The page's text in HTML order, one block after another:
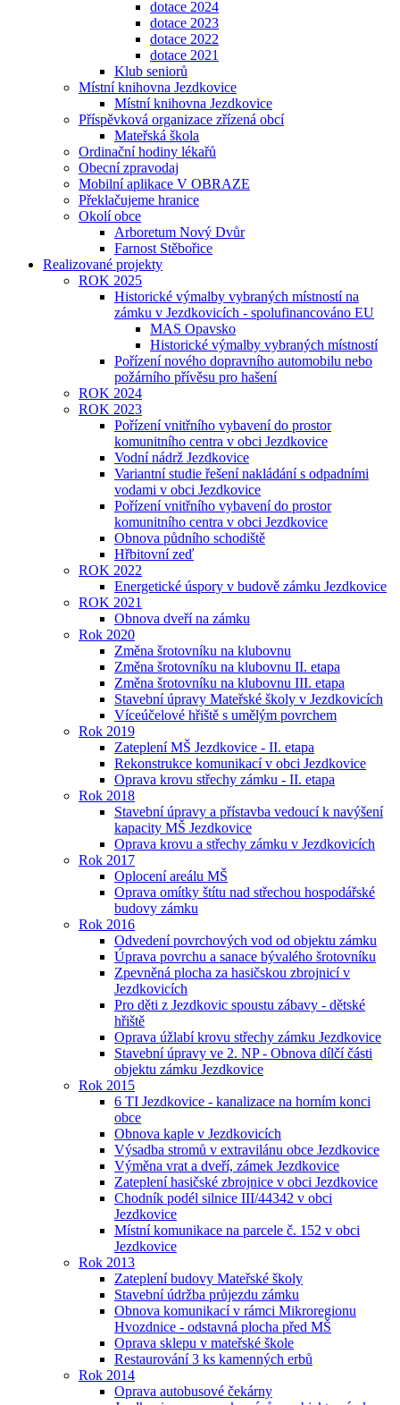
dotace 2024
dotace 2023
dotace 2022
dotace 2021
Klub seniorů
Místní knihovna Jezdkovice
Místní knihovna Jezdkovice
Příspěvková organizace zřízená obcí
Mateřská škola
Ordinační hodiny lékařů
Obecní zpravodaj
Mobilní aplikace V OBRAZE
Překlačujeme hranice
Okolí obce
Arboretum Nový Dvůr
Farnost Stěbořice
Realizované projekty
ROK 2025
Historické výmalby vybraných místností na
zámku v Jezdkovicích - spolufinancováno EU
MAS Opavsko
Historické výmalby vybraných místností
Pořízení nového dopravního automobilu nebo
požárního přívěsu pro hašení
ROK 2024
ROK 2023
Pořízení vnitřního vybavení do prostor
komunitního centra v obci Jezdkovice
Vodní nádrž Jezdkovice
Variantní studie řešení nakládání s odpadními
vodami v obci Jezdkovice
Pořízení vnitřního vybavení do prostor
komunitního centra v obci Jezdkovice
Obnova půdního schodiště
Hřbitovní zeď
ROK 2022
Energetické úspory v budově zámku Jezdkovice
ROK 2021
Obnova dveří na zámku
Rok 2020
Změna šrotovníku na klubovnu
Změna šrotovníku na klubovnu II. etapa
Změna šrotovníku na klubovnu III. etapa
Stavební úpravy Mateřské školy v Jezdkovicích
Víceúčelové hřiště s umělým povrchem
Rok 2019
Zateplení MŠ Jezdkovice - II. etapa
Rekonstrukce komunikací v obci Jezdkovice
Oprava krovu střechy zámku - II. etapa
Rok 2018
Stavební úpravy a přístavba vedoucí k navýšení
kapacity MŠ Jezdkovice
Oprava krovu a střechy zámku v Jezdkovicích
Rok 2017
Oplocení areálu MŠ
Oprava omítky štítu nad střechou hospodářské
budovy zámku
Rok 2016
Odvedení povrchových vod od objektu zámku
Úprava povrchu a sanace bývalého šrotovníku
Zpevněná plocha za hasičskou zbrojnicí v
Jezdkovicích
Pro děti z Jezdkovic spoustu zábavy - dětské
hřiště
Oprava úžlabí krovu střechy zámku Jezdkovice
Stavební úpravy ve 2. NP - Obnova dílčí části
objektu zámku Jezdkovice
Rok 2015
6 TI Jezdkovice - kanalizace na horním konci
obce
Obnova kaple v Jezdkovicích
Výsadba stromů v extravilánu obce Jezdkovice
Výměna vrat a dveří, zámek Jezdkovice
Zateplení hasičské zbrojnice v obci Jezdkovice
Chodník podél silnice III/44342 v obci
Jezdkovice
Místní komunikace na parcele č. 152 v obci
Jezdkovice
Rok 2013
Zateplení budovy Mateřské školy
Stavební údržba průjezdu zámku
Obnova komunikací v rámci Mikroregionu
Hvozdnice - odstavná plocha před MŠ
Oprava sklepu v mateřské škole
Restaurování 3 ks kamenných erbů
Rok 2014
Oprava autobusové čekárny